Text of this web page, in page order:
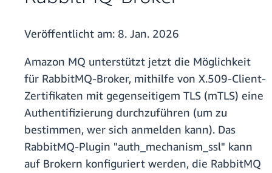
Veröffentlicht am: 8. Jan. 2026
Amazon MQ unterstützt jetzt die Möglichkeit
für RabbitMQ-Broker, mithilfe von X.509-Client-
Zertifikaten mit gegenseitigem TLS (mTLS) eine
Authentifizierung durchzuführen (um zu
bestimmen, wer sich anmelden kann). Das
RabbitMQ-Plugin "auth_mechanism_ssl" kann
auf Brokern konfiguriert werden, die RabbitMQ